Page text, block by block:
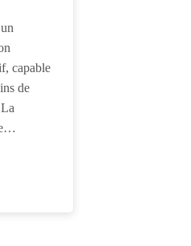
capable
de